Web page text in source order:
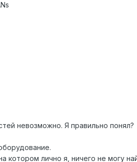
невозможно. Я правильно понял?
котором лично я, ничего не могу